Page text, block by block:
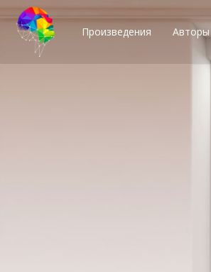
Произведения Авторы